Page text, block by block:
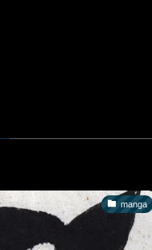
manga